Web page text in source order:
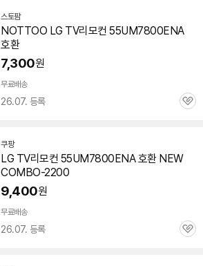
스토팜네
버
이
NOTTOO LG TV리모컨 55UM7800ENA
호환
7,300원
무료배송
26.07. 등록
관
쿠팡
LG TV리모컨 55UM7800ENA호환 NEW
COMBO-2200
9,400원
무료배송
26.07. 등록
관